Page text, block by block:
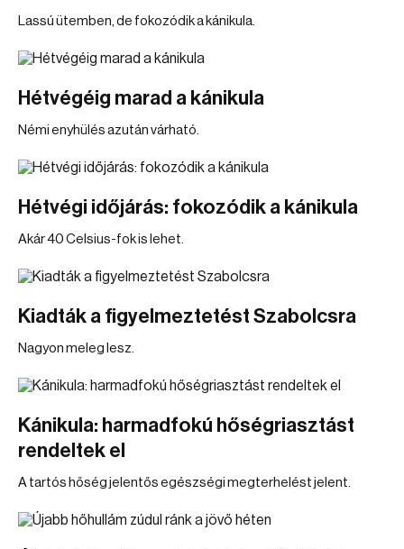
Lassú ütemben, de fokozódik a kánikula.
Hétvégéig marad a kánikula
Némi enyhülés azután várható.
Hétvégi időjárás: fokozódik a kánikula
Akár 40 Celsius-fok is lehet.
Kiadták a figyelmeztetést Szabolcsra
Nagyon meleg lesz.
Kánikula: harmadfokú hőségriasztást
rendeltek el
A tartós hőség jelentős egészségi megterhelést jelent.